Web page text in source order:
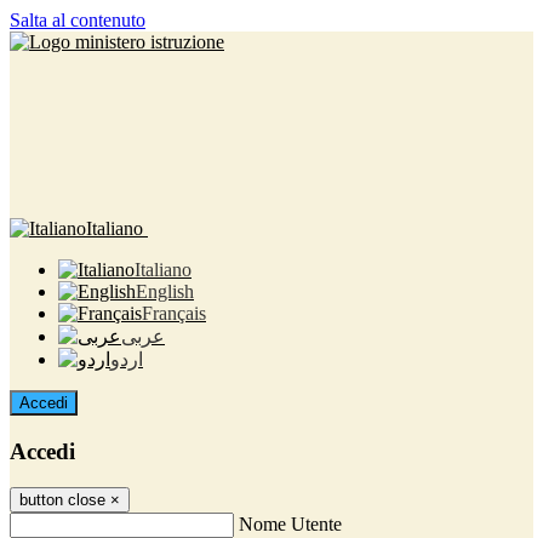
Salta al contenuto
Italiano
Italiano
English
Français
عربى
اردو
Accedi
Accedi
button close ×
Nome Utente